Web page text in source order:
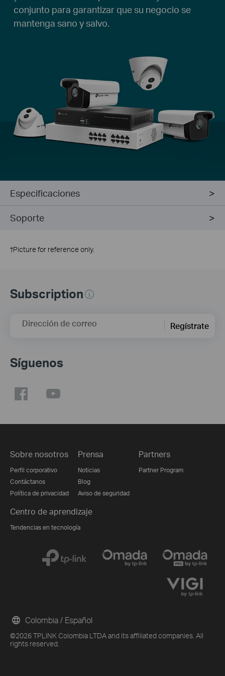
conjunto para garantizar que su negocio se
mantenga sano y salvo.
Especificaciones
Soporte
†Picture for reference only.
Subscription
Dirección de correo Regístrate
Síguenos
Sobre nosotros
Perfil corporativo
Contáctanos
Política de privacidad
Prensa
Noticias
Blog
Aviso de seguridad
Partners
Partner Program
Centro de aprendizaje
Tendencias en tecnología
©2026 TPLINK Colombia LTDA and its affiliated companies. All
rights reserved.
Colombia / Español